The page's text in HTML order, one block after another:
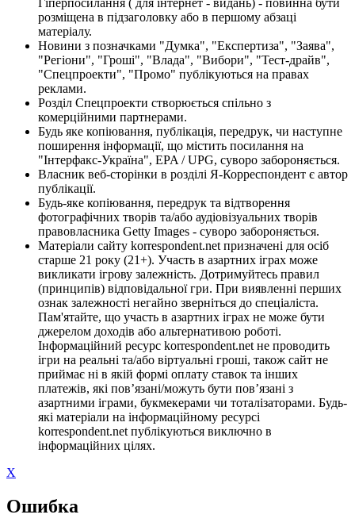
Гіперпосилання ( для інтернет - видань) - повинна бути
розміщена в підзаголовку або в першому абзаці
матеріалу.
Новини з позначками "Думка", "Експертиза", "Заява",
"Регіони", "Гроші", "Влада", "Вибори", "Тест-драйв",
"Спецпроекти", "Промо" публікуються на правах
реклами.
Розділ Спецпроекти створюється спільно з
комерційними партнерами.
Будь яке копіювання, публікація, передрук, чи наступне
поширення інформації, що містить посилання на
"Інтерфакс-Україна", EPA / UPG, суворо забороняється.
Власник веб-сторінки в розділі Я-Корреспондент є автор
публікації.
Будь-яке копіювання, передрук та відтворення
фотографічних творів та/або аудіовізуальних творів
правовласника Getty Images - суворо забороняється.
Матеріали сайту korrespondent.net призначені для осіб
старше 21 року (21+). Участь в азартних іграх може
викликати ігрову залежність. Дотримуйтесь правил
(принципів) відповідальної гри. При виявленні перших
ознак залежності негайно зверніться до спеціаліста.
Пам'ятайте, що участь в азартних іграх не може бути
джерелом доходів або альтернативою роботі.
Інформаційний ресурс korrespondent.net не проводить
ігри на реальні та/або віртуальні гроші, також сайт не
приймає ні в якій формі оплату ставок та інших
платежів, які пов’язані/можуть бути пов’язані з
азартними іграми, букмекерами чи тоталізаторами. Будь-
які матеріали на інформаційному ресурсі
korrespondent.net публікуються виключно в
інформаційних цілях.
X
Ошибка